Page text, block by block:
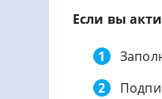
Если вы